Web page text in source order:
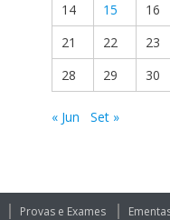
14
15 16
21
22 23
28
29 30
« Jun Set »
Provas e Exames